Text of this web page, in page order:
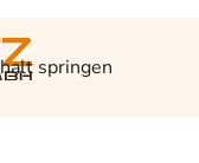
springen